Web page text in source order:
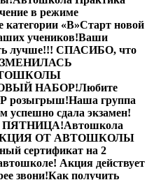
в режиме
категории «B»Старт новой
учеников!Ваши
лучше!!! СПАСИБО, что
НАБОР!Любите
розыгрыш!Наша группа
успешно сдала экзамен!
ПЯТНИЦА!Автошкола
ОТ АВТОШКОЛЫ
сертификат на 2
Акция действует
звони!Как получить